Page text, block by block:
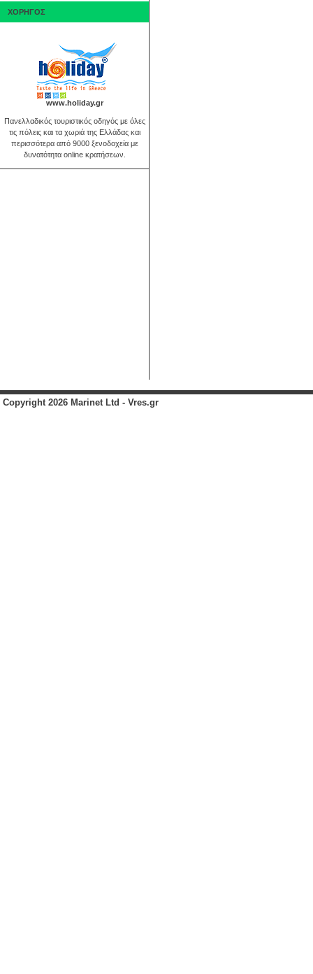
ΧΟΡΗΓΟΣ
www.holiday.gr
Πανελλαδικός τουριστικός οδηγός με όλες
τις πόλεις και τα χωριά της Ελλάδας και
περισσότερα από 9000 ξενοδοχεία με
δυνατότητα online κρατήσεων.
Copyright 2026 Marinet Ltd - Vres.gr